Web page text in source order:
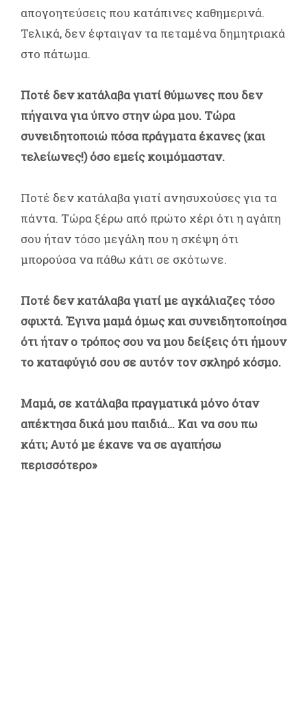
απογοητεύσεις που κατάπινες καθημερινά.
Τελικά, δεν έφταιγαν τα πεταμένα δημητριακά
στο πάτωμα.
Ποτέ δεν κατάλαβα γιατί θύμωνες που δεν
πήγαινα για ύπνο στην ώρα μου. Τώρα
συνειδητοποιώ πόσα πράγματα έκανες (και
τελείωνες!) όσο εμείς κοιμόμασταν.
Ποτέ δεν κατάλαβα γιατί ανησυχούσες για τα
πάντα. Τώρα ξέρω από πρώτο χέρι ότι η αγάπη
σου ήταν τόσο μεγάλη που η σκέψη ότι
μπορούσα να πάθω κάτι σε σκότωνε.
Ποτέ δεν κατάλαβα γιατί με αγκάλιαζες τόσο
σφιχτά. Έγινα μαμά όμως και συνειδητοποίησα
ότι ήταν ο τρόπος σου να μου δείξεις ότι ήμουν
το καταφύγιό σου σε αυτόν τον σκληρό κόσμο.
Μαμά, σε κατάλαβα πραγματικά μόνο όταν
απέκτησα δικά μου παιδιά… Και να σου πω
κάτι; Αυτό με έκανε να σε αγαπήσω
περισσότερο»